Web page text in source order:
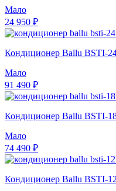
Мало
24 950 ₽
Кондиционер Ballu BSTI-
Мало
91 490 ₽
Кондиционер Ballu BSTI-
Мало
74 490 ₽
Кондиционер Ballu BSTI-